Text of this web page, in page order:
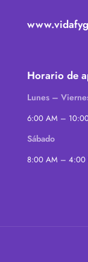
Horario de
Lunes –
6:00 AM –
Sábado
8:00 AM – 4:00